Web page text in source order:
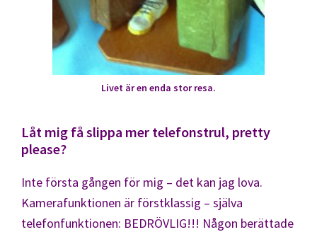
Livet är en enda stor resa.
Låt mig få slippa mer telefonstrul, pretty
please?
Inte första gången för mig – det kan jag lova.
Kamerafunktionen är förstklassig – själva
telefonfunktionen: BEDRÖVLIG!!! Någon berättade